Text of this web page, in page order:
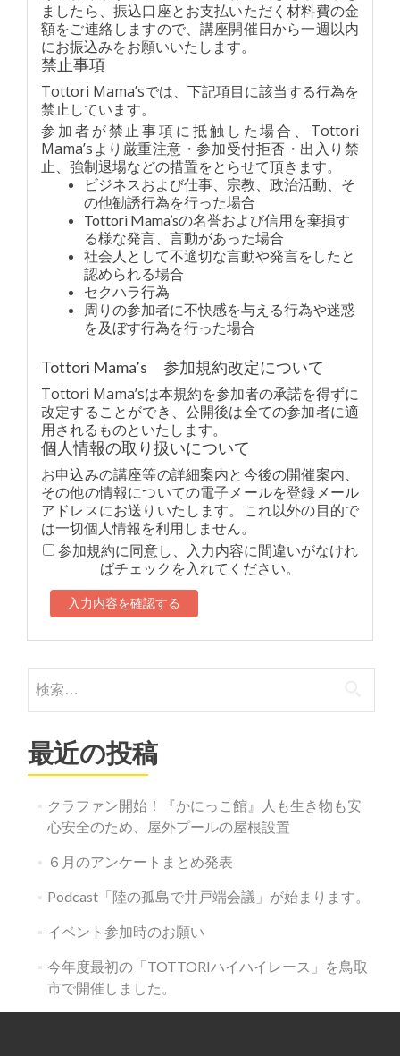
ましたら、振込口座とお支払いただく材料費の金
額をご連絡しますので、講座開催日から一週以内
にお振込みをお願いいたします。
禁止事項
Tottori Mama’sでは、下記項目に該当する行為を
禁止しています。
参加者が禁止事項に抵触した場合、Tottori
Mama’sより厳重注意・参加受付拒否・出入り禁
止、強制退場などの措置をとらせて頂きます。
ビジネスおよび仕事、宗教、政治活動、そ
の他勧誘行為を行った場合
Tottori Mama’sの名誉および信用を棄損す
る様な発言、言動があった場合
社会人として不適切な言動や発言をしたと
認められる場合
セクハラ行為
周りの参加者に不快感を与える行為や迷惑
を及ぼす行為を行った場合
Tottori Mama’s 参加規約改定について
Tottori Mama’sは本規約を参加者の承諾を得ずに
改定することができ、公開後は全ての参加者に適
用されるものといたします。
個人情報の取り扱いについて
お申込みの講座等の詳細案内と今後の開催案内、
その他の情報についての電子メールを登録メール
アドレスにお送りいたします。これ以外の目的で
は一切個人情報を利用しません。
参加規約に同意し、入力内容に間違いがなけれ
ばチェックを入れてください。
索:
最近の投稿
クラファン開始！『かにっこ館』人も生き物も安
心安全のため、屋外プールの屋根設置
６月のアンケートまとめ発表
Podcast「陸の孤島で井戸端会議」が始まります。
イベント参加時のお願い
今年度最初の「TOTTORIハイハイレース」を鳥取
市で開催しました。